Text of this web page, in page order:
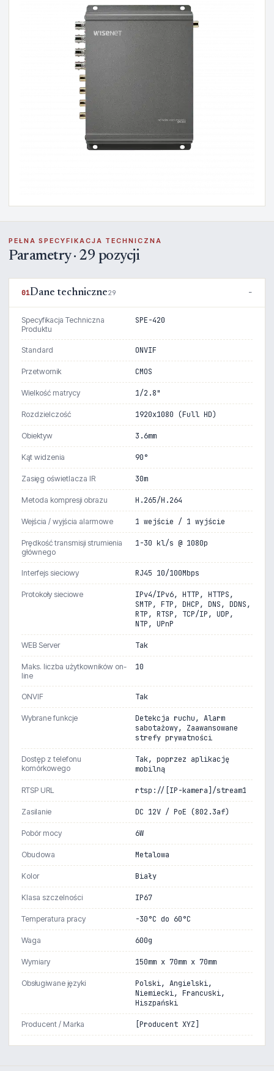
PEŁNA SPECYFIKACJA TECHNICZNA
Parametry · 29 pozycji
01Dane techniczne29
Specyfikacja Techniczna
Produktu
SPE-420
Standard ONVIF
Przetwornik CMOS
Wielkość matrycy 1/2.8"
Rozdzielczość 1920x1080 (Full HD)
Obiektyw 3.6mm
Kąt widzenia 90°
Zasięg oświetlacza IR 30m
Metoda kompresji obrazu H.265/H.264
Wejścia / wyjścia alarmowe 1 wejście / 1 wyjście
Prędkość transmisji strumienia
głównego
1-30 kl/s @ 1080p
Interfejs sieciowy RJ45 10/100Mbps
Protokoły sieciowe
IPv4/IPv6, HTTP, HTTPS,
SMTP, FTP, DHCP, DNS, DDNS,
RTP, RTSP, TCP/IP, UDP,
NTP, UPnP
WEB Server Tak
Maks. liczba użytkowników on-
line
10
ONVIF Tak
Wybrane funkcje
Detekcja ruchu, Alarm
sabotażowy, Zaawansowane
strefy prywatności
Dostęp z telefonu
komórkowego
Tak, poprzez aplikację
mobilną
RTSP URL rtsp://[IP-kamera]/stream1
Zasilanie DC 12V / PoE (802.3af)
Pobór mocy 6W
Obudowa Metalowa
Kolor Biały
Klasa szczelności IP67
Temperatura pracy -30°C do 60°C
Waga 600g
Wymiary 150mm x 70mm x 70mm
Obsługiwane języki
Polski, Angielski,
Niemiecki, Francuski,
Hiszpański
Producent / Marka [Producent XYZ]